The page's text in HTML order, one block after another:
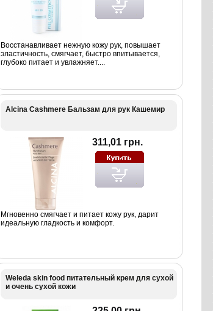
Восстанавливает нежную кожу рук, повышает
эластичность, смягчает, быстро впитывается,
глубоко питает и увлажняет....
Alcina Cashmere Бальзам для рук Кашемир
311,01 грн.
Мгновенно смягчает и питает кожу рук, дарит
идеальную гладкость и комфорт.
Weleda skin food питательный крем для сухой
и очень сухой кожи